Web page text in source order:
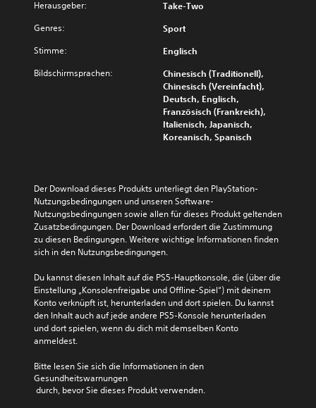
Herausgeber: Take-Two
Genres: Sport
Stimme: Englisch
Bildschirmsprachen:
Chinesisch (Traditionell),
Chinesisch (Vereinfacht),
Deutsch, Englisch,
Französisch (Frankreich),
Italienisch, Japanisch,
Koreanisch, Spanisch
Der Download dieses Produkts unterliegt den PlayStation-
Nutzungsbedingungen und unseren Software-
Nutzungsbedingungen sowie allen für dieses Produkt geltenden
Zusatzbedingungen. Der Download erfordert die Zustimmung
zu diesen Bedingungen. Weitere wichtige Informationen finden
sich in den Nutzungsbedingungen.
Du kannst diesen Inhalt auf die PS5-Hauptkonsole, die (über die
Einstellung „Konsolenfreigabe und Offline-Spiel“) mit deinem
Konto verknüpft ist, herunterladen und dort spielen. Du kannst
den Inhalt auch auf jede andere PS5-Konsole herunterladen
und dort spielen, wenn du dich mit demselben Konto
anmeldest.
Bitte lesen Sie sich die Informationen in den
Gesundheitswarnungen
durch, bevor Sie dieses Produkt verwenden.